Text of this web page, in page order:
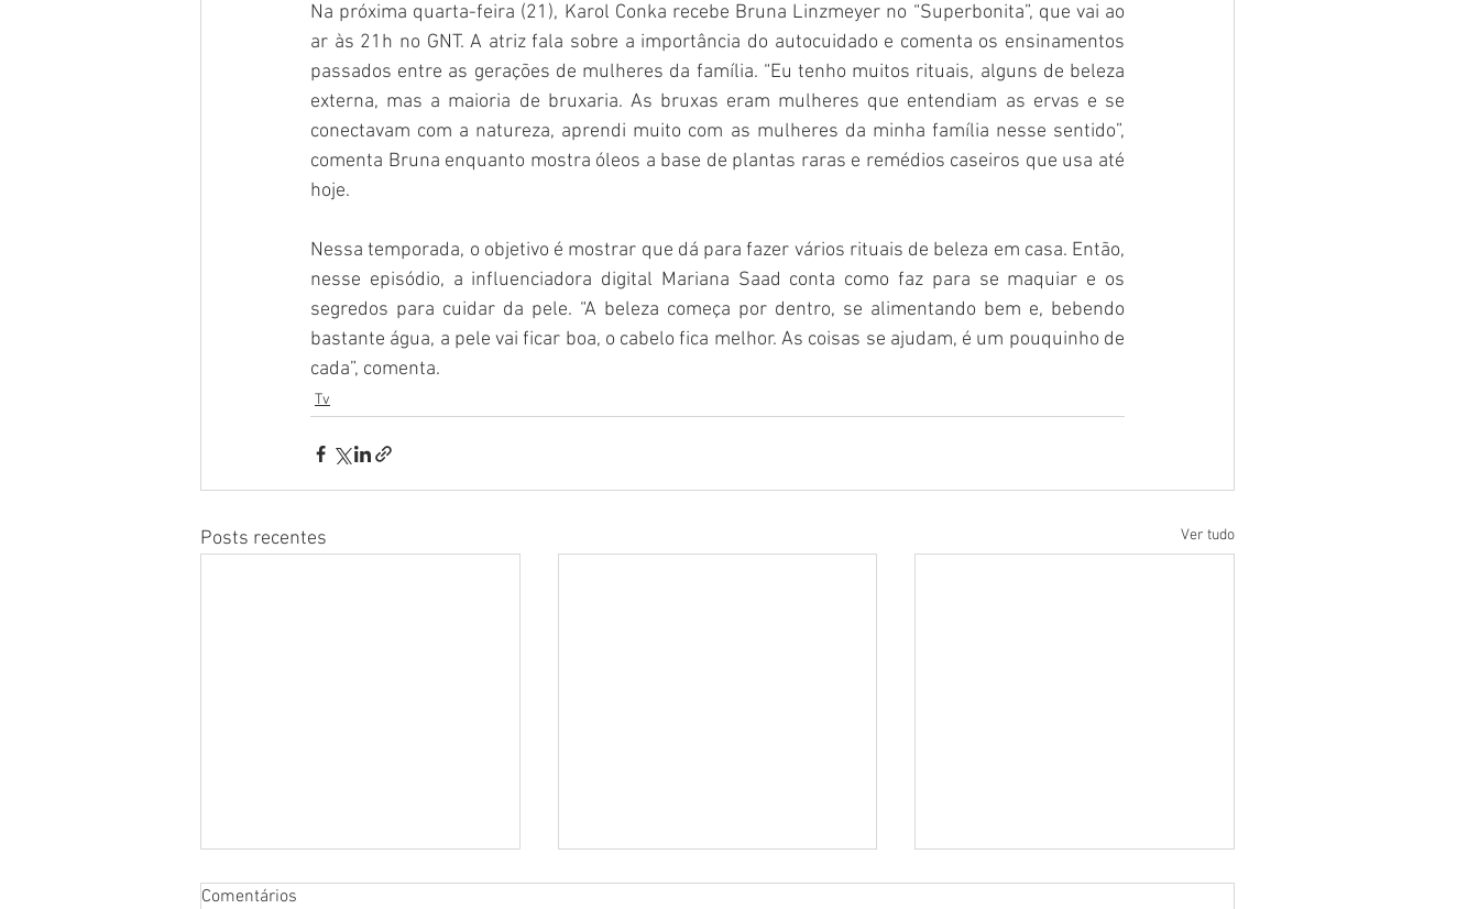
Na próxima quarta-feira (21), Karol Conka recebe Bruna Linzmeyer no “Superbonita”, que vai ao
ar às 21h no GNT. A atriz fala sobre a importância do autocuidado e comenta os ensinamentos
passados entre as gerações de mulheres da família. “Eu tenho muitos rituais, alguns de beleza
externa, mas a maioria de bruxaria. As bruxas eram mulheres que entendiam as ervas e se
conectavam com a natureza, aprendi muito com as mulheres da minha família nesse sentido”,
comenta Bruna enquanto mostra óleos a base de plantas raras e remédios caseiros que usa até
hoje.
Nessa temporada, o objetivo é mostrar que dá para fazer vários rituais de beleza em casa. Então,
nesse episódio, a influenciadora digital Mariana Saad conta como faz para se maquiar e os
segredos para cuidar da pele. “A beleza começa por dentro, se alimentando bem e, bebendo
bastante água, a pele vai ficar boa, o cabelo fica melhor. As coisas se ajudam, é um pouquinho de
cada”, comenta.
Tv
Posts recentes Ver tudo
Comentários